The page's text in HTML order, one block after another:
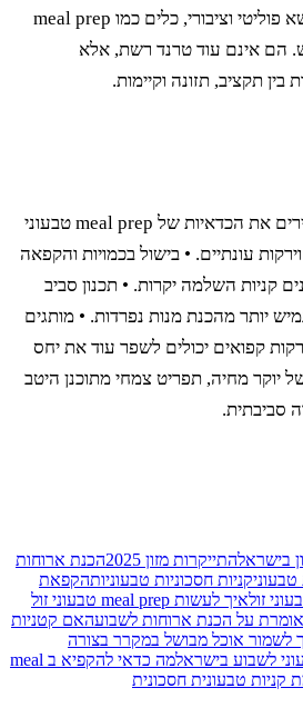
עלות סל הקנייה נעשית נושא פוליטי וציבורי, כלים כמו meal prep
עוד טרנד רשת, אלא
תזונה וקיימות.
• מחירי המזון בישראל מגבירים את הכדאיות של meal prep טבעוני
עונתיים. • בישול בכמויות והקפאה
השלמה יקרות. • תכנון סביב
יותר מהכנת מנות נפרדות. • מותגים
קפואים יכולים לשפר עוד את יחס
מחיה, תפריט צמחי מתוכנן היטב
התייקרות מזון 2025
הכנת ארוחות
קניות חסכוניות טבעוניותהקפאת
איך לעשות meal prep טבעוני זול
על הכנת ארוחות לשבועהאם קטניות
אוכל מבושל במקרר בצורה
בישראל
מה כדאי להקפיא ב meal
טבעונית חסכונית